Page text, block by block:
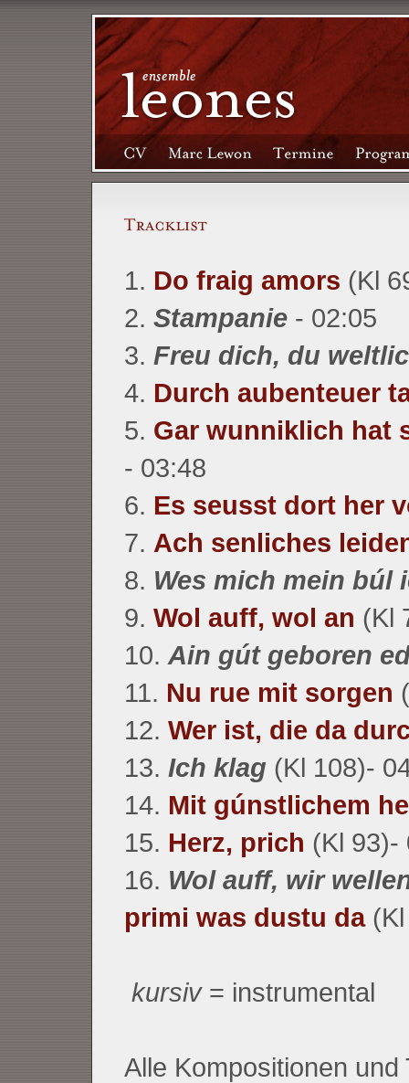
1. Do fraig amors (Kl
2. Stampanie - 02:05
3. Freu dich, du
4. Durch aubenteuer
5. Gar wunniklich hat
- 03:48
6. Es seusst dort her
7. Ach senliches
8. Wes mich mein búl
9. Wol auff, wol an (Kl
10. Ain gút geboren
11. Nu rue mit sorgen
12. Wer ist, die da
13. Ich klag (Kl 108)-
14. Mit gúnstlichem
15. Herz, prich (Kl 93)-
16. Wol auff, wir
primi was dustu da
kursiv= instrumental
Alle Kompositionen